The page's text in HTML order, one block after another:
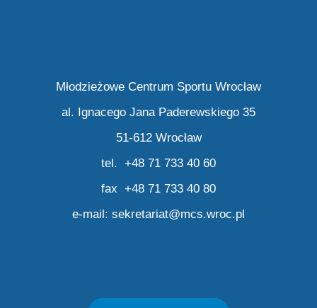
Młodzieżowe Centrum Sportu Wrocław
al. Ignacego Jana Paderewskiego 35
51-612 Wrocław
tel. +48 71 733 40 60
fax +48 71 733 40 80
e-mail: sekretariat@mcs.wroc.pl